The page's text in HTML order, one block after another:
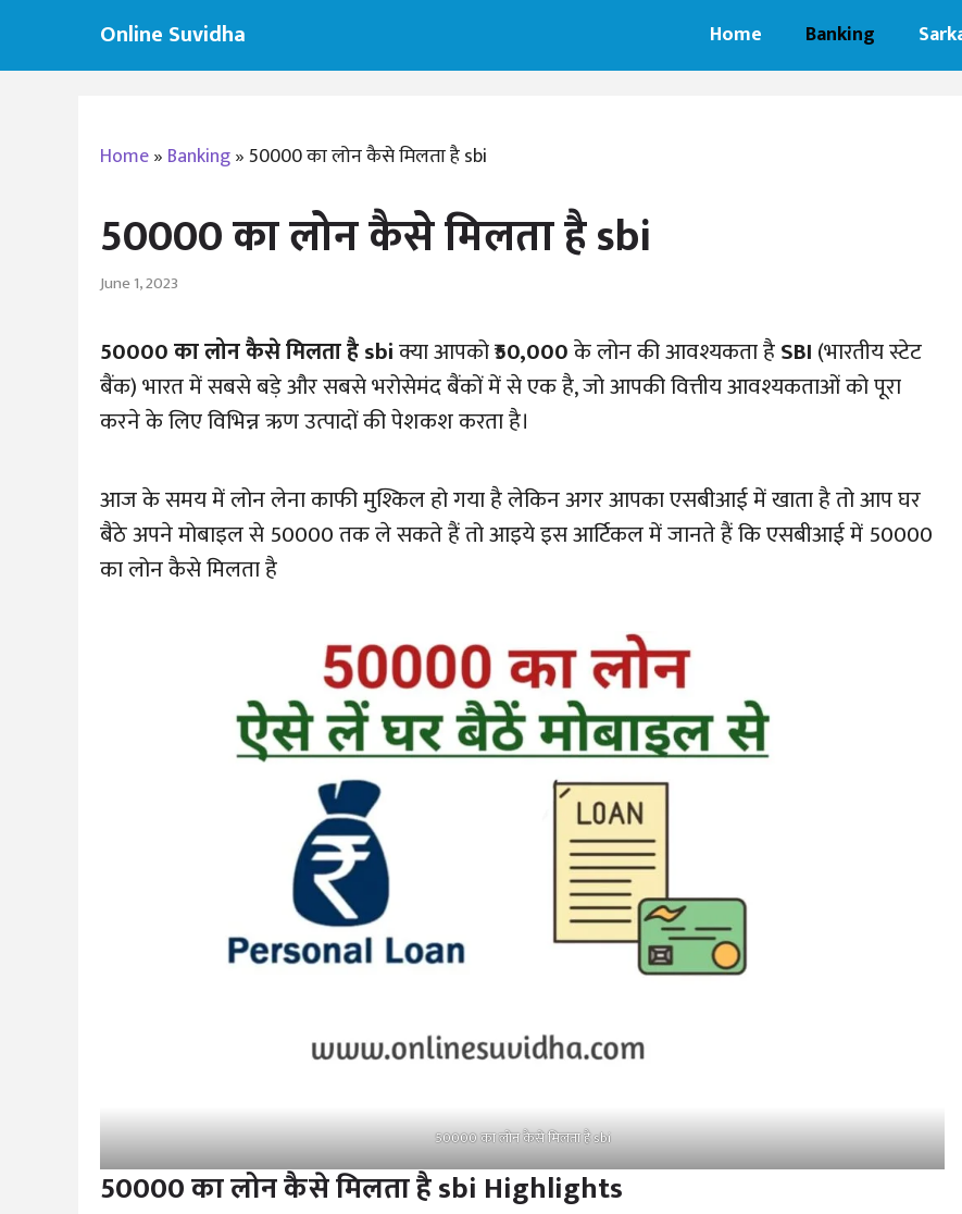
Online Suvidha Home Banking
Home» Banking»50000 का लोन कैसे मिलता है sbi
50000 का लोन कैसे मिलता है sbi
June 1, 2023
50000 का लोन कैसे मिलता है sbiक्या आपको ₹50,000के लोन की आवश्यकता हैSBI (भारतीय स्टेट
बैंक) भारत में सबसे बड़े और सबसे भरोसेमंद बैंकों में से एक है, जो आपकी वित्तीय आवश्यकताओं को पूरा
करने के लिए विभिन्न ऋण उत्पादों की पेशकश करता है।
आज के समय में लोन लेना काफी मुश्किल हो गया है लेकिन अगर आपका एसबीआई में खाता है तो आप घर
बैठे अपने मोबाइल से 50000 तक ले सकते हैं तो आइये इस आर्टिकल में जानते हैं कि एसबीआई में 50000
का लोन कैसे मिलता है
50000 का लोन कैसे मिलता है sbi
50000 का लोन कैसे मिलता है sbi Highlights